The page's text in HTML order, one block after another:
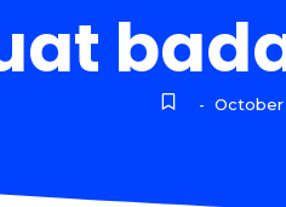
- October